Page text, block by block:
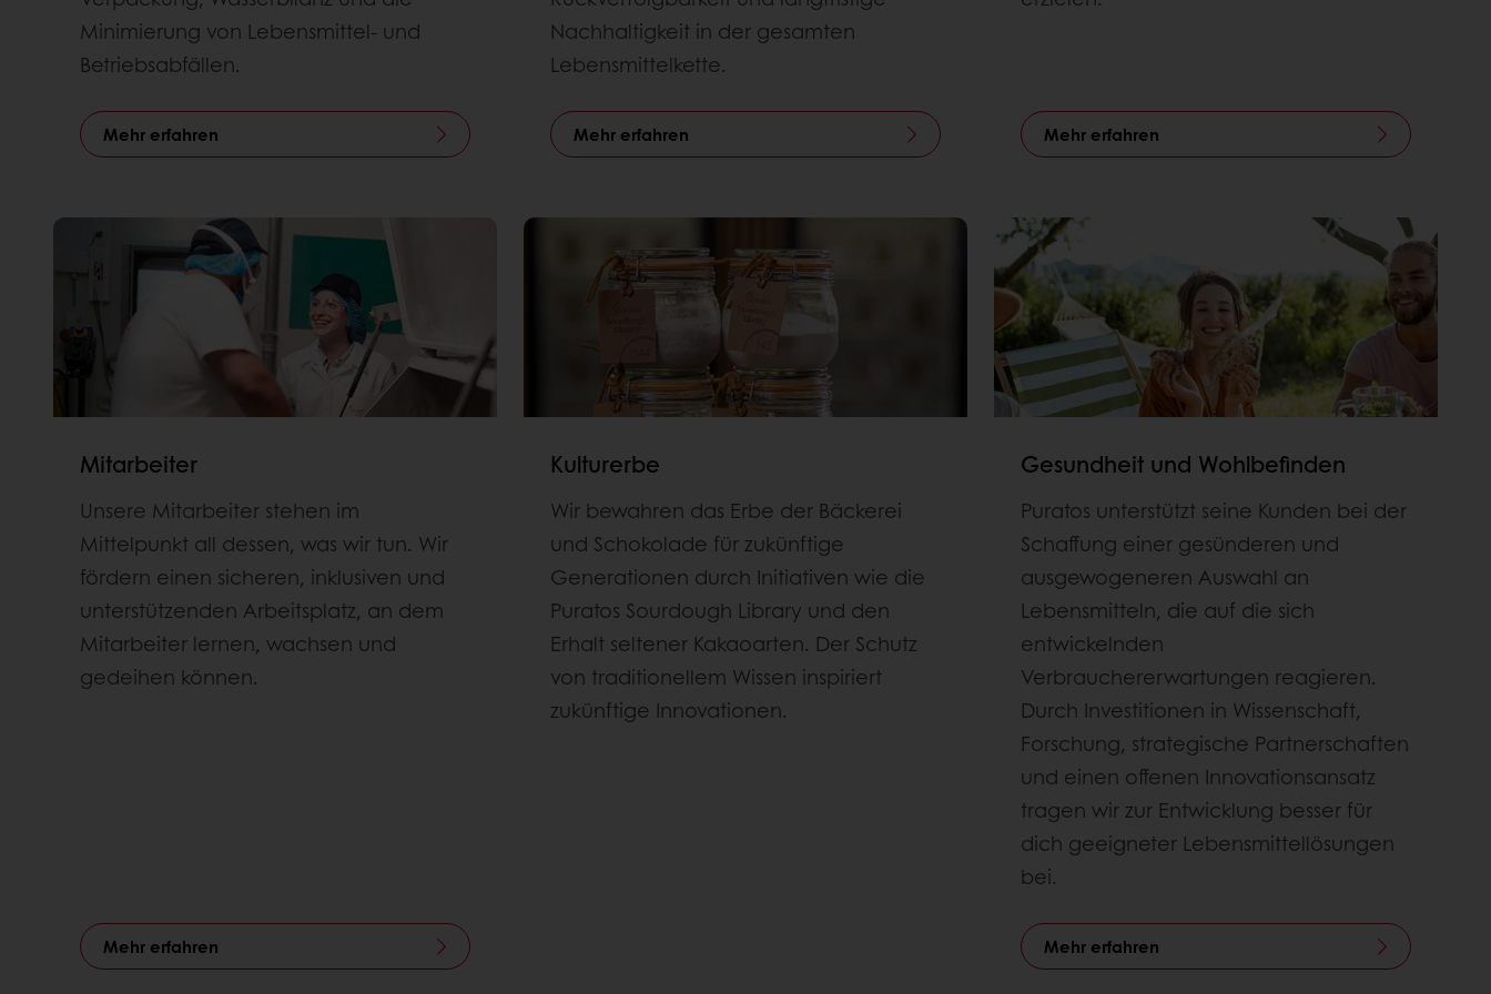
Minimierung von Lebensmittel- und
Betriebsabfällen.
Mehr erfahren
Nachhaltigkeit in der gesamten
Lebensmittelkette.
Mehr erfahren Mehr erfahren
Mitarbeiter
Unsere Mitarbeiter stehen im
Mittelpunkt all dessen, was wir tun. Wir
fördern einen sicheren, inklusiven und
unterstützenden Arbeitsplatz, an dem
Mitarbeiter lernen, wachsen und
gedeihen können.
Mehr erfahren
Kulturerbe
Wir bewahren das Erbe der Bäckerei
und Schokolade für zukünftige
Generationen durch Initiativen wie die
Puratos Sourdough Library und den
Erhalt seltener Kakaoarten. Der Schutz
von traditionellem Wissen inspiriert
zukünftige Innovationen.
Gesundheit und Wohlbefinden
Puratos unterstützt seine Kunden bei der
Schaffung einer gesünderen und
ausgewogeneren Auswahl an
Lebensmitteln, die auf die sich
entwickelnden
Verbrauchererwartungen reagieren.
Durch Investitionen in Wissenschaft,
Forschung, strategische Partnerschaften
und einen offenen Innovationsansatz
tragen wir zur Entwicklung besser für
dich geeigneter Lebensmittellösungen
bei.
Mehr erfahren